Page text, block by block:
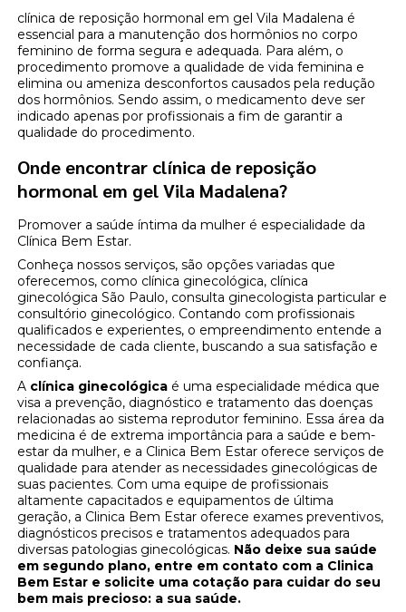
clínica de reposição hormonal em gel Vila Madalena é
essencial para a manutenção dos hormônios no corpo
feminino de forma segura e adequada. Para além, o
procedimento promove a qualidade de vida feminina e
elimina ou ameniza desconfortos causados pela redução
dos hormônios. Sendo assim, o medicamento deve ser
indicado apenas por profissionais a fim de garantir a
qualidade do procedimento.
Onde encontrar clínica de reposição
hormonal em gel Vila Madalena?
Promover a saúde íntima da mulher é especialidade da
Clínica Bem Estar.
Conheça nossos serviços, são opções variadas que
oferecemos, como clínica ginecológica, clínica
ginecológica São Paulo, consulta ginecologista particular e
consultório ginecológico. Contando com profissionais
qualificados e experientes, o empreendimento entende a
necessidade de cada cliente, buscando a sua satisfação e
confiança.
A clínica ginecológica é uma especialidade médica que
visa a prevenção, diagnóstico e tratamento das doenças
relacionadas ao sistema reprodutor feminino. Essa área da
medicina é de extrema importância para a saúde e bem-
estar da mulher, e a Clinica Bem Estar oferece serviços de
qualidade para atender as necessidades ginecológicas de
suas pacientes. Com uma equipe de profissionais
altamente capacitados e equipamentos de última
geração, a Clinica Bem Estar oferece exames preventivos,
diagnósticos precisos e tratamentos adequados para
diversas patologias ginecológicas. Não deixe sua saúde
em segundo plano, entre em contato com a Clinica
Bem Estar e solicite uma cotação para cuidar do seu
bem mais precioso: a sua saúde.